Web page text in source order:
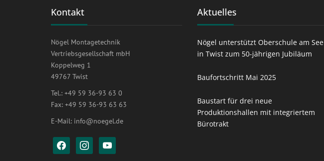
Kontakt
Nögel Montagetechnik
Vertriebsgesellschaft mbH
Koppelweg 1
49767 Twist
Tel.: +49 59 36-93 63 0
Fax: +49 59 36-93 63 63
E-Mail: info@noegel.de
facebook instagramyoutube
Aktuelles
Nögel unterstützt Oberschule am See
in Twist zum 50-jährigen Jubiläum
Baufortschritt Mai 2025
Baustart für drei neue
Produktionshallen mit integriertem
Bürotrakt